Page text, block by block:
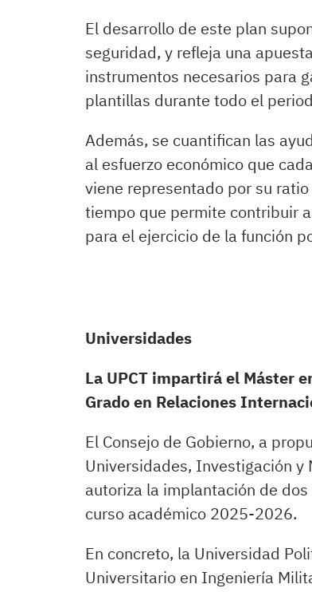
El desarrollo de este plan
seguridad, y refleja una
instrumentos necesarios para
plantillas durante todo el
Además, se cuantifican las
al esfuerzo económico que
viene representado por su
tiempo que permite contribuir
para el ejercicio de la función
Universidades
La UPCT impartirá el Máster
Grado en Relaciones
El Consejo de Gobierno, a
Universidades, Investigación y
autoriza la implantación de
curso académico 2025-2026.
En concreto, la Universidad
Universitario en Ingeniería